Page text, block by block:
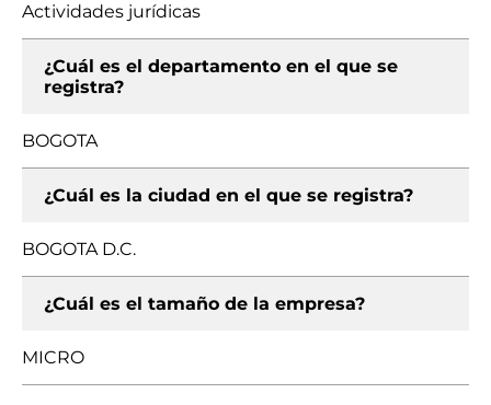
Actividades jurídicas
¿Cuál es el departamento en el que se
registra?
BOGOTA
¿Cuál es la ciudad en el que se registra?
BOGOTA D.C.
¿Cuál es el tamaño de la empresa?
MICRO